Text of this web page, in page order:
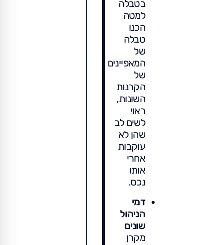
בטבלה
למטה
הכנו
טבלה
של
המאפיינים
של
הקרנות
השונות,
ראוי
לשים לב
שהן לא
עוקבות
אחרי
אותו
נכס.
דמי
הניהול
שונים
מקרן